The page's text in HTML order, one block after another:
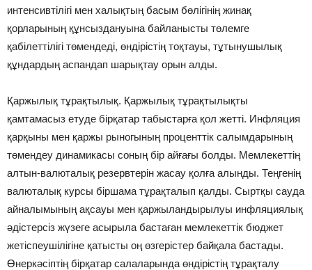
интенсивтілігі мен халықтың басым бөлігінің жинақ
қорларының құнсыздануына байланысты төлемге
қабілеттілігі төмендеді, өндірістің тоқтауы, тұтынушылық
құндардың аспандап шарықтау орын алды.
Қаржылық тұрақтылық. Қаржылық тұрақтылықты
қамтамасыз етуде бірқатар табыстарға қол жетті. Инфляция
қарқыны мен қаржы рыногының проценттік салымдарының
төмендеу динамикасы соның бір айғағы болды. Мемлекеттің
алтын-валюталық резервтерін жасау қолға алынды. Теңгенің
валюталық курсы біршама тұрақталып қалды. Сыртқы сауда
айналымының ақсауы мен қаржыландырылуы инфляциялық
әдістерсіз жүзеге асырыла бастаған мемлекеттік бюджет
жетіспеушілігіне қатысты оң өзгерістер байқала бастады.
Өнеркәсіптің бірқатар салаларында өндірістің тұрақталу